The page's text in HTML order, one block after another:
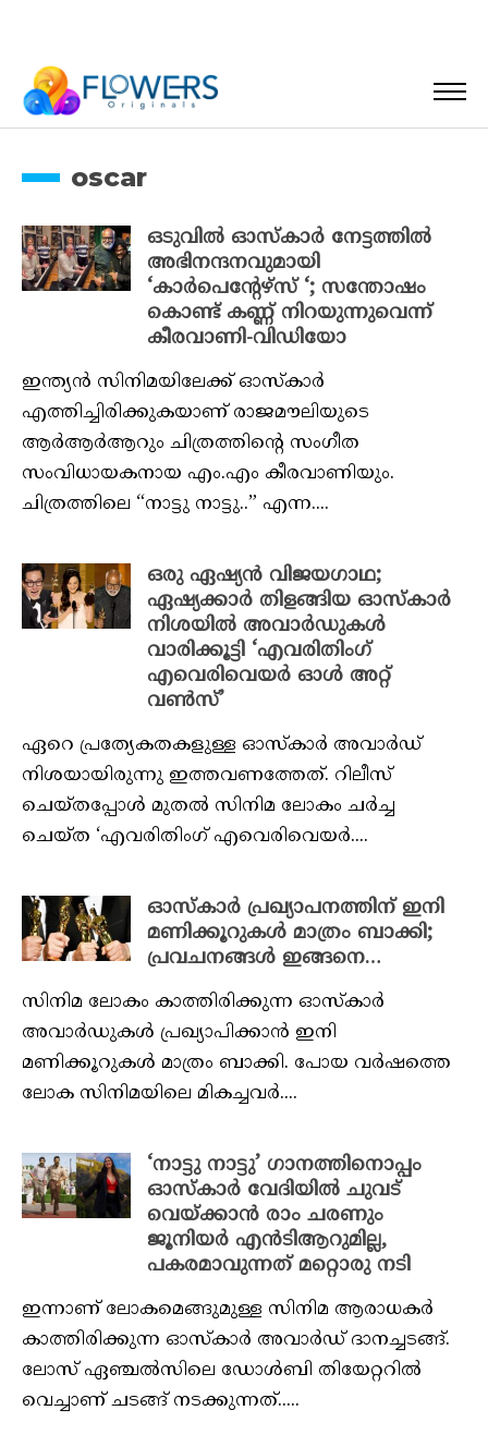
oscar
ഒടുവിൽ ഓസ്‌കാർ നേട്ടത്തിൽ
അഭിനന്ദനവുമായി
‘കാർപെന്റേഴ്‌സ് ‘; സന്തോഷം
കൊണ്ട് കണ്ണ് നിറയുന്നുവെന്ന്
കീരവാണി-വിഡിയോ
ഇന്ത്യൻ സിനിമയിലേക്ക് ഓസ്‌കാർ
എത്തിച്ചിരിക്കുകയാണ് രാജമൗലിയുടെ
ആർആർആറും ചിത്രത്തിന്റെ സംഗീത
സംവിധായകനായ എം.എം കീരവാണിയും.
ചിത്രത്തിലെ “നാട്ടു നാട്ടു..” എന്ന....
ഒരു ഏഷ്യൻ വിജയഗാഥ;
ഏഷ്യക്കാർ തിളങ്ങിയ ഓസ്‌കാർ
നിശയിൽ അവാർഡുകൾ
വാരിക്കൂട്ടി ‘എവരിതിംഗ്
എവെരിവെയര്‍ ഓള്‍ അറ്റ്
വണ്‍സ്’
ഏറെ പ്രത്യേകതകളുള്ള ഓസ്‌കാർ അവാർഡ്
നിശയായിരുന്നു ഇത്തവണത്തേത്. റിലീസ്
ചെയ്‌തപ്പോൾ മുതൽ സിനിമ ലോകം ചർച്ച
ചെയ്‌ത ‘എവരിതിംഗ് എവെരിവെയര്‍....
ഓസ്‌കാർ പ്രഖ്യാപനത്തിന് ഇനി
മണിക്കൂറുകൾ മാത്രം ബാക്കി;
പ്രവചനങ്ങൾ ഇങ്ങനെ…
സിനിമ ലോകം കാത്തിരിക്കുന്ന ഓസ്‌കാർ
അവാർഡുകൾ പ്രഖ്യാപിക്കാൻ ഇനി
മണിക്കൂറുകൾ മാത്രം ബാക്കി. പോയ വർഷത്തെ
ലോക സിനിമയിലെ മികച്ചവർ....
‘നാട്ടു നാട്ടു’ ഗാനത്തിനൊപ്പം
ഓസ്‌കാർ വേദിയിൽ ചുവട്
വെയ്ക്കാൻ രാം ചരണും
ജൂനിയർ എൻടിആറുമില്ല,
പകരമാവുന്നത് മറ്റൊരു നടി
ഇന്നാണ് ലോകമെങ്ങുമുള്ള സിനിമ ആരാധകർ
കാത്തിരിക്കുന്ന ഓസ്‌കാർ അവാർഡ് ദാനച്ചടങ്ങ്.
ലോസ് ഏഞ്ചൽസിലെ ഡോൾബി തിയേറ്ററിൽ
വെച്ചാണ് ചടങ്ങ് നടക്കുന്നത്.....